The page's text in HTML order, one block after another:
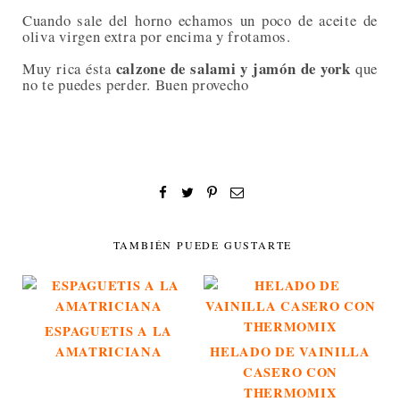
Cuando sale del horno echamos un poco de aceite de
oliva virgen extra por encima y frotamos.
Muy rica ésta calzone de salami y jamón de york que
no te puedes perder. Buen provecho
TAMBIÉN PUEDE GUSTARTE
ESPAGUETIS A LA
AMATRICIANA
HELADO DE VAINILLA
CASERO CON
THERMOMIX